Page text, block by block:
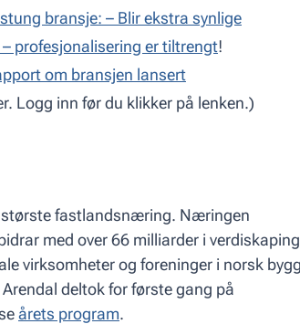
bransje: – Blir ekstra synlige
profesjonalisering er tiltrengt!
om bransjen lansert
Logg inn før du klikker på lenken.)
største fastlandsnæring. Næringen
med over 66 milliarder i
virksomheter og foreninger i norsk
deltok for første gang på
årets program.